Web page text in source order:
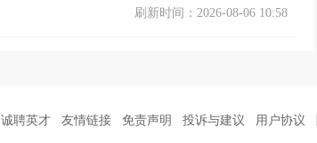
刷新时间：2026-08-06 10:58
诚聘英才 友情链接 免责声明 投诉与建议 用户协议